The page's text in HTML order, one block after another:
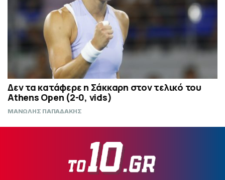
Δεν τα κατάφερε η Σάκκαρη στον τελικό του
Athens Open (2-0, vids)
ΜΑΝΩΛΗΣ ΠΑΠΑΔΑΚΗΣ